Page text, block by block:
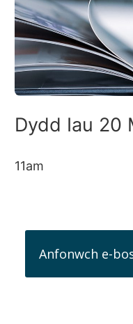
Dydd Iau 20
11am
Anfonwch e-